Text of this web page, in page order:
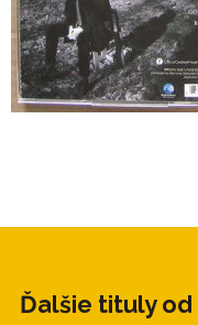
Ďalšie tituly od